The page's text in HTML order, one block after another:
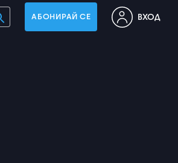
АБОНИРАЙ СЕ ВХОД